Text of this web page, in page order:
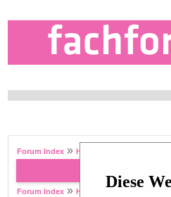
Forum Index » Hottest Topics
Forum Index » Hottest Topics
Diese